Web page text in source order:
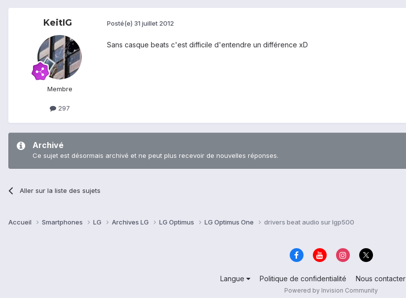
KeitIG
Membre
297
Posté(e) 31 juillet 2012
Sans casque beats c'est difficile d'entendre un différence xD
Archivé
Ce sujet est désormais archivé et ne peut plus recevoir de nouvelles réponses.
Aller sur la liste des sujets
Accueil Smartphones LG Archives LG LG Optimus LG Optimus One drivers beat audio sur lgp500
Langue Politique de confidentialité Nous contacter
Powered by Invision Community